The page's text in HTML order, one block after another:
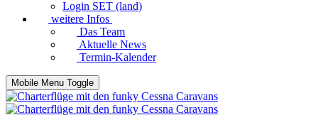
Login SET (land)
weitere Infos
Das Team
Aktuelle News
Termin-Kalender
Mobile Menu Toggle